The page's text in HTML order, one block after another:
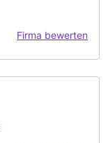
Firma bewerten